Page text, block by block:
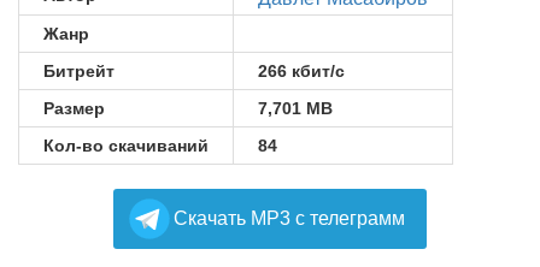
Жанр
Битрейт
266 кбит/с
Размер
7,701 MB
Кол-во скачиваний
84
Cкачать MP3 с телеграмм